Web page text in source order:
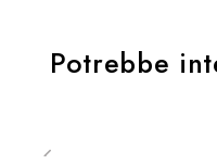
Potrebbe